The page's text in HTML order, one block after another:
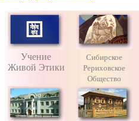
Учение
Живой Этики
Сибирское
Рериховское
Общество